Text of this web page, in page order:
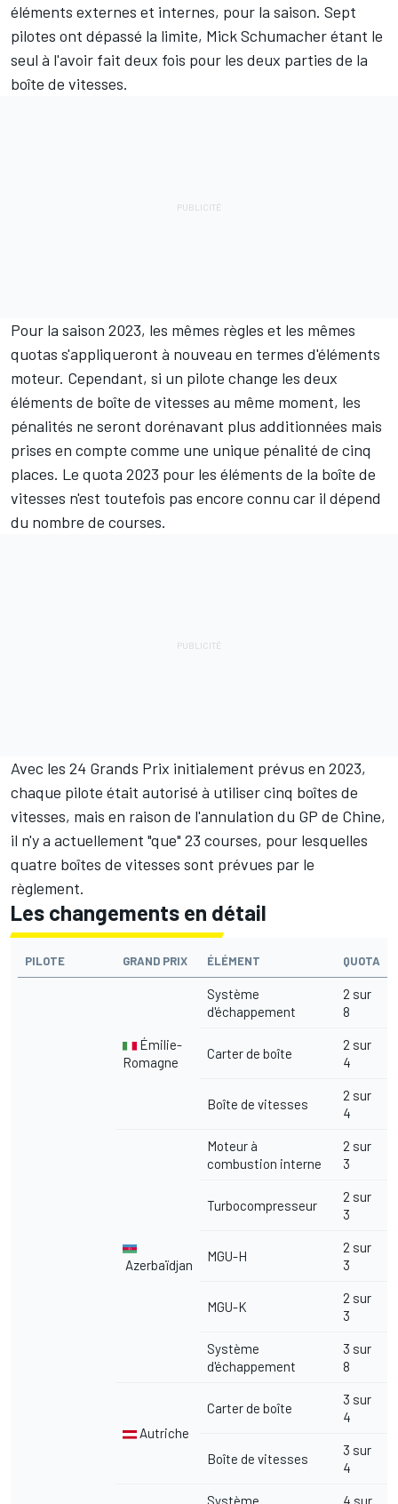
éléments externes et internes, pour la saison. Sept
pilotes ont dépassé la limite, Mick Schumacher étant le
seul à l'avoir fait deux fois pour les deux parties de la
boîte de vitesses.
Pour la saison 2023, les mêmes règles et les mêmes
quotas s'appliqueront à nouveau en termes d'éléments
moteur. Cependant, si un pilote change les deux
éléments de boîte de vitesses au même moment, les
pénalités ne seront dorénavant plus additionnées mais
prises en compte comme une unique pénalité de cinq
places. Le quota 2023 pour les éléments de la boîte de
vitesses n'est toutefois pas encore connu car il dépend
du nombre de courses.
Avec les 24 Grands Prix initialement prévus en 2023,
chaque pilote était autorisé à utiliser cinq boîtes de
vitesses, mais en raison de l'annulation du GP de Chine,
il n'y a actuellement "que" 23 courses, pour lesquelles
quatre boîtes de vitesses sont prévues par le
règlement.
Les changements en détail
PILOTE GRAND PRIX ÉLÉMENT QUOTA
Émilie-
Romagne
Système
d'échappement
2 sur
8
Carter de boîte
2 sur
4
Boîte de vitesses
2 sur
4
Azerbaïdjan
Moteur à
combustion interne
2 sur
3
Turbocompresseur
2 sur
3
MGU-H
2 sur
3
MGU-K
2 sur
3
Système
d'échappement
3 sur
8
Autriche
Carter de boîte
3 sur
4
Boîte de vitesses
3 sur
4
Système 4 sur